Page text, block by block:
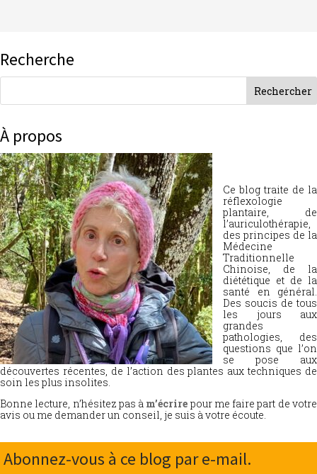
Recherche
À propos
Ce blog traite de la
réflexologie
plantaire, de
l’auriculothérapie,
des principes de la
Médecine
Traditionnelle
Chinoise, de la
diététique et de la
santé en général.
Des soucis de tous
les jours aux
grandes
pathologies, des
questions que l’on
se pose aux
découvertes récentes, de l’action des plantes aux techniques de
soin les plus insolites.
Bonne lecture, n’hésitez pas à m’écrire pour me faire part de votre
avis ou me demander un conseil, je suis à votre écoute.
Abonnez-vous à ce blog par e-mail.